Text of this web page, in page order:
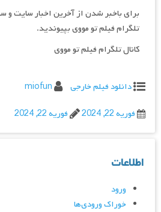
برای باخبر شدن از آخرین اخبار سایت و
تلگرام فیلم تو مووی بپیوندید.
کانال تلگرام فیلم تو مووی
دانلود فیلم خارجی
miofun
فوریه 22, 2024
فوریه 22, 2024
اطلاعات
ورود
خوراک ورودی‌ها